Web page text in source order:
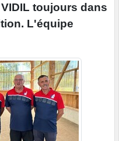
toujours dans
L'équipe